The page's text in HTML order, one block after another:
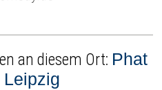
an diesem Ort: Phat